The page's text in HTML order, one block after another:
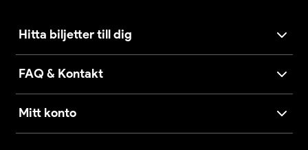
Hitta biljetter till dig
FAQ & Kontakt
Mitt konto